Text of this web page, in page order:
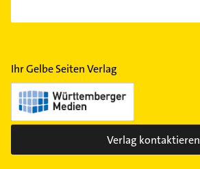
Ihr Gelbe Seiten Verlag
Verlag kontaktieren